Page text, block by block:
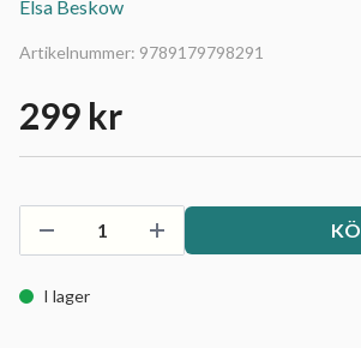
Elsa Beskow
Artikelnummer: 9789179798291
299 kr
I lager